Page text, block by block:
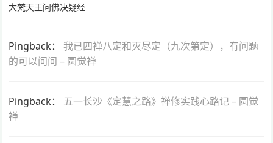
大梵天王问佛决疑经
Pingback： 我已四禅八定和灭尽定（九次第定），有问题
的可以问问 – 圆觉禅
Pingback： 五一长沙《定慧之路》禅修实践心路记 – 圆觉
禅